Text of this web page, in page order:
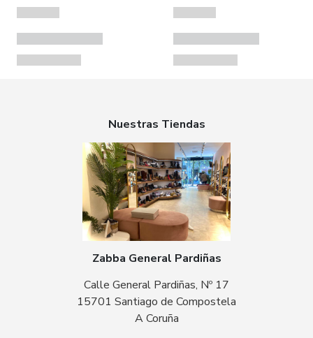
Nuestras Tiendas
Zabba General Pardiñas
Calle General Pardiñas, Nº 17
15701 Santiago de Compostela
A Coruña